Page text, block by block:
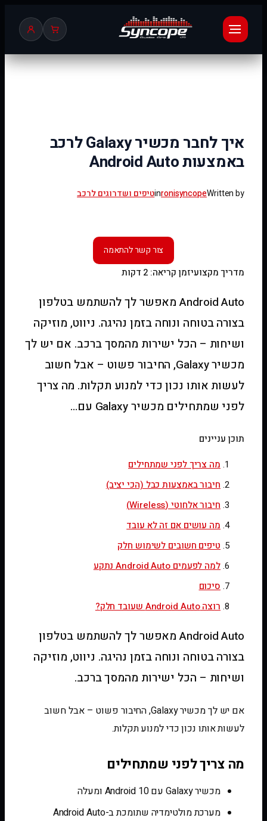
לדלג
איך לחבר מכשיר Galaxy לרכב
באמצעות Android Auto
Written by
ronisyncope
inטיפים ושדרוגים לרכב
מדריך מקצועיזמן קריאה: 2 דקות
Android Auto מאפשר לך להשתמש בטלפון
בצורה בטוחה ונוחה בזמן נהיגה. ניווט, מוזיקה
ושיחות – הכל ישירות מהמסך ברכב. אם יש לך
מכשיר Galaxy, החיבור פשוט – אבל חשוב
לעשות אותו נכון כדי למנוע תקלות. מה צריך
לפני שמתחילים מכשיר Galaxy עם…
תוכן עניינים
מה צריך לפני שמתחילים
חיבור באמצעות כבל (הכי יציב)
חיבור אלחוטי (Wireless)
מה עושים אם זה לא עובד
טיפים חשובים לשימוש חלק
למה לפעמים Android Auto נתקע
סיכום
רוצה Android Auto שעובד חלק?
Android Auto מאפשר לך להשתמש בטלפון
בצורה בטוחה ונוחה בזמן נהיגה. ניווט, מוזיקה
ושיחות – הכל ישירות מהמסך ברכב.
אם יש לך מכשיר Galaxy, החיבור פשוט – אבל חשוב
לעשות אותו נכון כדי למנוע תקלות.
מה צריך לפני שמתחילים
מכשיר Galaxy עם Android 10 ומעלה
מערכת מולטימדיה שתומכת ב-Android Auto